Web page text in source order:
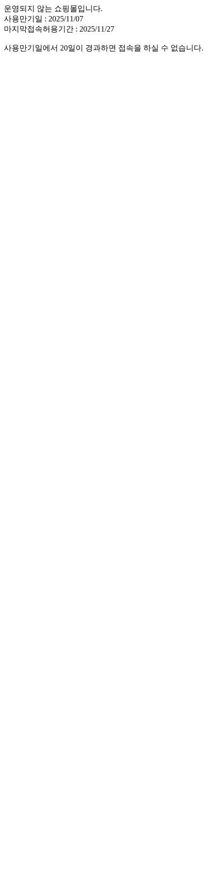
운영되지 않는 쇼핑몰입니다.
사용만기일 : 2025/11/07
마지막접속허용기간 : 2025/11/27
사용만기일에서 20일이 경과하면 접속을 하실 수 없습니다.